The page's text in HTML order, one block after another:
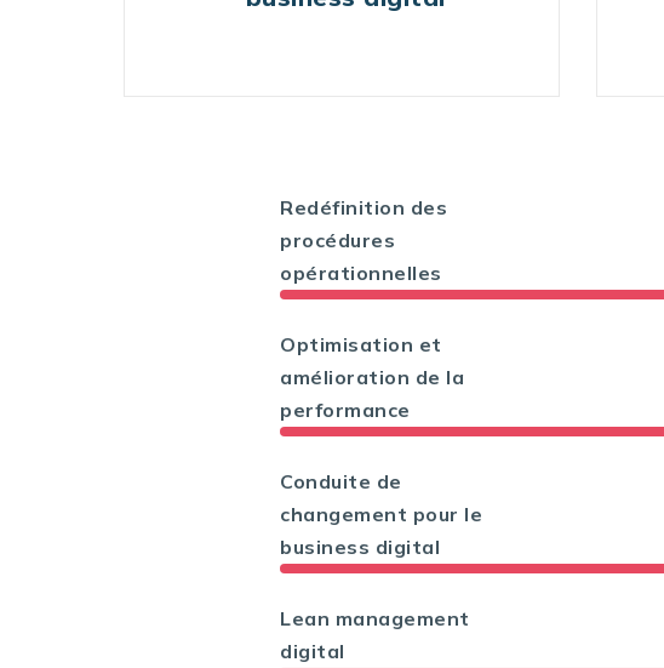
Redéfinition des
procédures
opérationnelles
Optimisation et
amélioration de la
performance
Conduite de
changement pour le
business digital
Lean management
digital